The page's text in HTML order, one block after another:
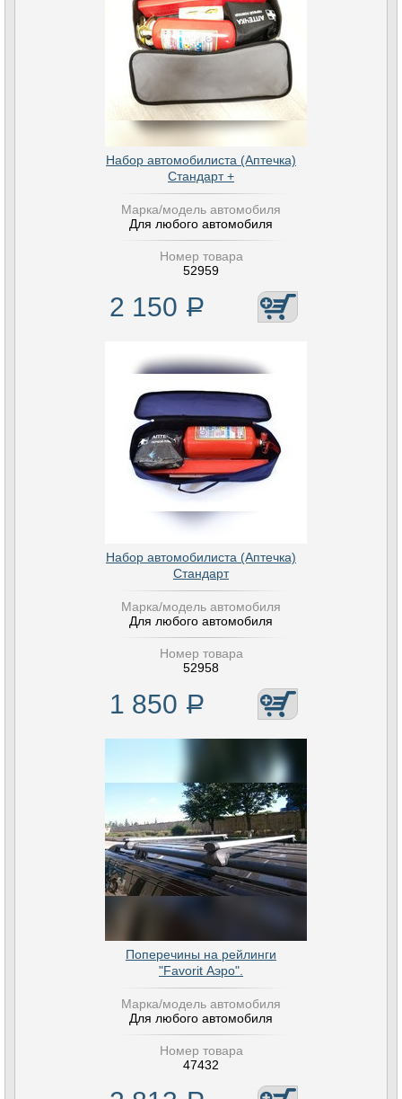
Набор автомобилиста (Аптечка)
Стандарт +
Марка/модель автомобиля
Для любого автомобиля
Номер товара
52959
2 150 Р
Набор автомобилиста (Аптечка)
Стандарт
Марка/модель автомобиля
Для любого автомобиля
Номер товара
52958
1 850 Р
Поперечины на рейлинги
"Favorit Аэро".
Марка/модель автомобиля
Для любого автомобиля
Номер товара
47432